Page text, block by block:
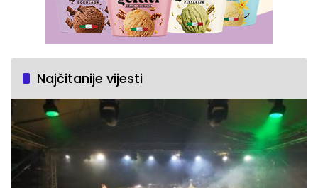
Najčitanije vijesti